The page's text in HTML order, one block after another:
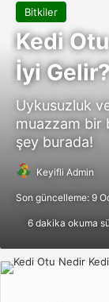
Bitkiler
Kedi
İyi
Uykusuzluk
muazzam bir
şey burada!
Keyifli Admin
Son güncelleme: 9
6 dakika okuma